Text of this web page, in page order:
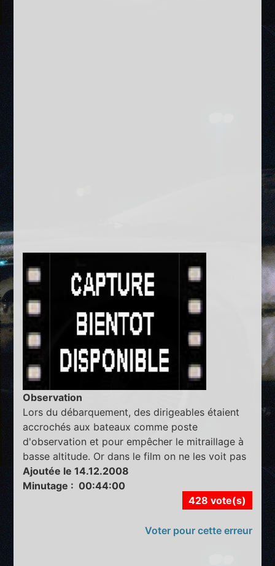
Observation
Lors du débarquement, des dirigeables étaient
accrochés aux bateaux comme poste
d'observation et pour empêcher le mitraillage à
basse altitude. Or dans le film on ne les voit pas
Ajoutée le 14.12.2008
Minutage : 00:44:00
428 vote(s)
Voter pour cette erreur